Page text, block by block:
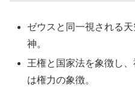
ゼウスと同一視される
神。
王権と国家法を象徴し
は権力の象徴。